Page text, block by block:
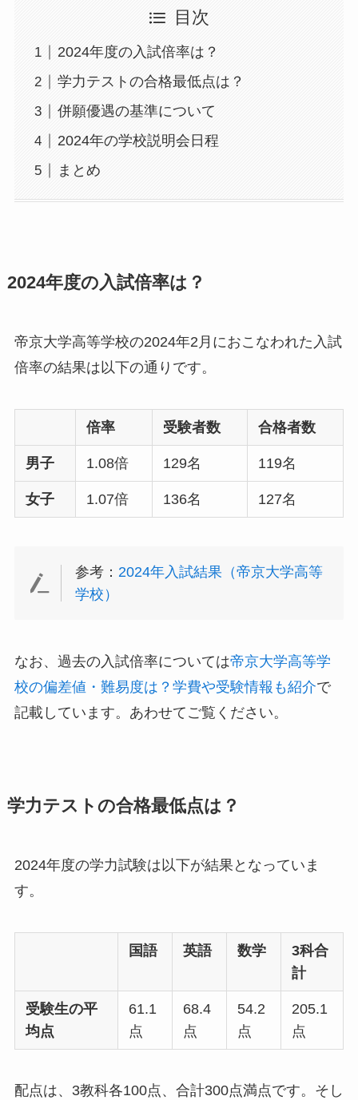
目次
2024年度の入試倍率は？
学力テストの合格最低点は？
併願優遇の基準について
2024年の学校説明会日程
まとめ
2024年度の入試倍率は？
帝京大学高等学校の2024年2月におこなわれた入試
倍率の結果は以下の通りです。
倍率 受験者数 合格者数
男子 1.08倍 129名 119名
女子 1.07倍 136名 127名
参考： 2024年入試結果（帝京大学高等
学校）
なお、過去の入試倍率については帝京大学高等学
校の偏差値・難易度は？学費や受験情報も紹介で
記載しています。あわせてご覧ください。
学力テストの合格最低点は？
2024年度の学力試験は以下が結果となっていま
す。
国語 英語 数学
3科合
計
受験生の平
均点
61.1
点
68.4
点
54.2
点
205.1
点
配点は、3教科各100点、合計300点満点です。そし